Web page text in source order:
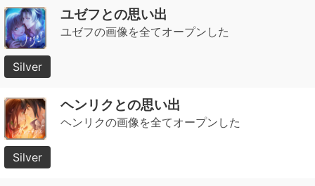
ユゼフとの思い出
ユゼフの画像を全てオープンした
Silver
ヘンリクとの思い出
ヘンリクの画像を全てオープンした
Silver